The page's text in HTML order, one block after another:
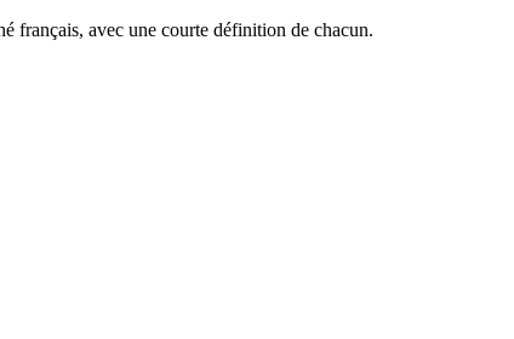
français, avec une courte définition de chacun.